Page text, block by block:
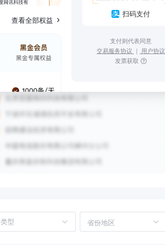
查看全部权益
扫码支付
支付则代表同意
交易服务协议 ｜ 用户协议
发票获取
省份地区